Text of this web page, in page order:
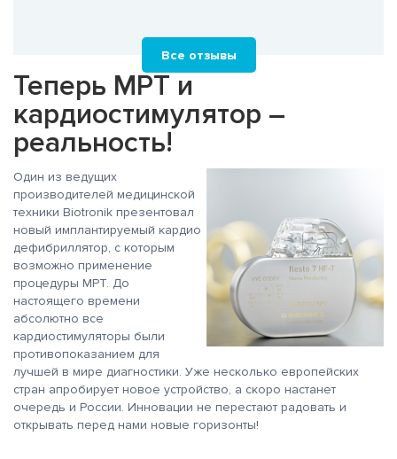
Все отзывы
Теперь МРТ и
кардиостимулятор –
реальность!
Один из ведущих
производителей медицинской
техники Biotronik презентовал
новый имплантируемый кардио
дефибриллятор, с которым
возможно применение
процедуры МРТ. До
настоящего времени
абсолютно все
кардиостимуляторы были
противопоказанием для
лучшей в мире диагностики. Уже несколько европейских
стран апробирует новое устройство, а скоро настанет
очередь и России. Инновации не перестают радовать и
открывать перед нами новые горизонты!